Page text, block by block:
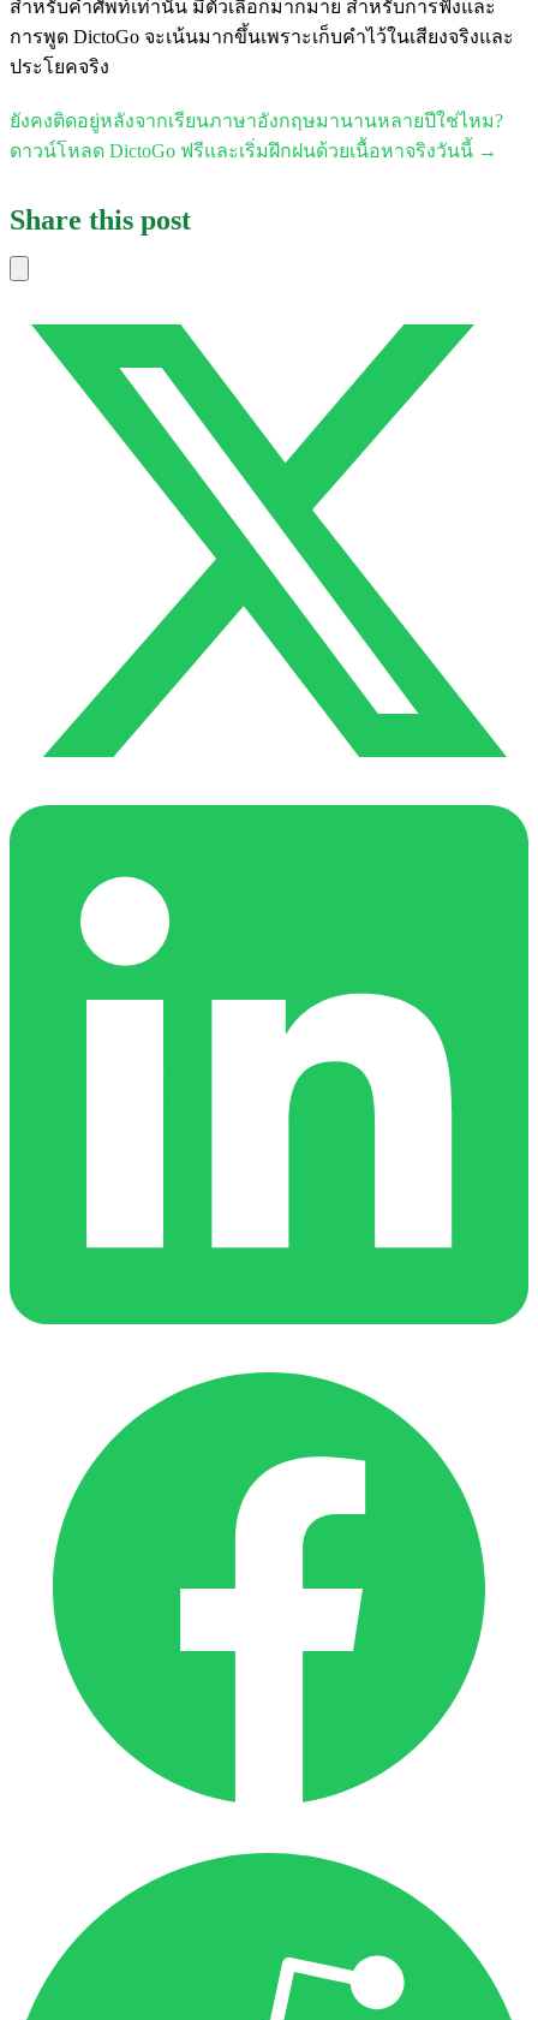
สำหรับคำศัพท์เท่านั้น มีตัวเลือกมากมาย สำหรับการฟังและ
การพูด DictoGo จะเน้นมากขึ้นเพราะเก็บคำไว้ในเสียงจริงและ
ประโยคจริง
ยังคงติดอยู่หลังจากเรียนภาษาอังกฤษมานานหลายปีใช่ไหม?
ดาวน์โหลด DictoGo ฟรีและเริ่มฝึกฝนด้วยเนื้อหาจริงวันนี้ →
Share this post